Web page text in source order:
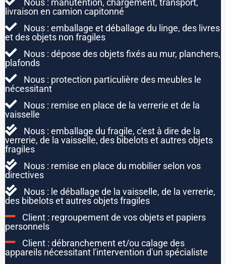
livraison en camion capitonné
Nous : emballage et déballage du linge, des livres
et des objets non fragiles
Nous : dépose des objets fixés au mur, planchers,
plafonds
Nous : protection particulière des meubles le
nécessitant
Nous : remise en place de la verrerie et de la
vaisselle
Nous : emballage du fragile, c'est à dire de la
verrerie, de la vaisselle, des bibelots et autres objets
fragiles
Nous : remise en place du mobilier selon vos
directives
Nous : le déballage de la vaisselle, de la verrerie,
des bibelots et autres objets fragiles
Client : regroupement de vos objets et papiers
personnels
Client : débranchement et/ou calage des
appareils nécessitant l'intervention d'un spécialiste